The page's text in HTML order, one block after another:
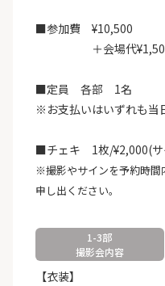
■参加費 ¥10,500
＋会場代
■定員 各部 1名
※お支払いはいずれも当
■チェキ 1枚/¥2,000(サ
※撮影やサインを予約時間
申し出ください。
1-3部
撮影会内容
【衣装】